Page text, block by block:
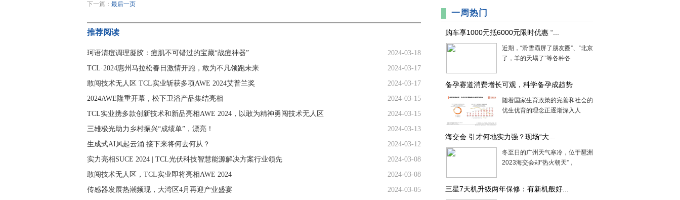
下一篇： 最后一页
推荐阅读
珂语清痘调理凝胶：痘肌不可错过的宝藏“战痘神器”
2024-03-18
TCL·2024惠州马拉松春日激情开跑，敢为不凡领跑未来
2024-03-17
敢闯技术无人区 TCL实业斩获多项AWE 2024艾普兰奖
2024-03-17
2024AWE隆重开幕，松下卫浴产品集结亮相
2024-03-15
TCL实业携多款创新技术和新品亮相AWE 2024，以敢为精神勇闯技术无人区
2024-03-15
三雄极光助力乡村振兴“成绩单”，漂亮！
2024-03-13
生成式AI风起云涌 接下来将何去何从？
2024-03-12
实力亮相SUCE 2024 | TCL光伏科技智慧能源解决方案行业领先
2024-03-08
敢闯技术无人区，TCL实业即将亮相AWE 2024
2024-03-08
传感器发展热潮频现，大湾区4月再迎产业盛宴
2024-03-05
一周热门
购车享1000元抵6000元限时优惠 “...
近期，“滑雪霸屏了朋友圈”、“北京下雪
了，羊的天塌了”等各种各
备孕赛道消费增长可观，科学备孕成趋势
随着国家生育政策的完善和社会的进步，
优生优育的理念正逐渐深入人
海交会 引才何地实力强？现场“大...
冬至日的广州天气寒冷，位于琶洲展馆的
2023海交会却“热火朝天”，
三星7天机升级两年保修：有新机般好...